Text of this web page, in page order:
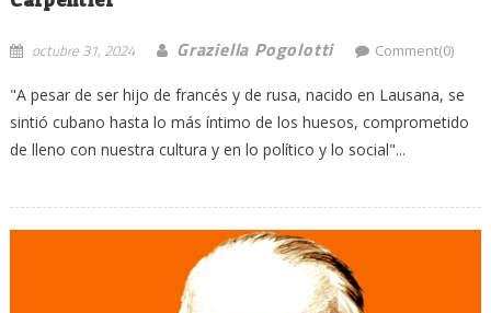
octubre 31, 2024 Graziella Pogolotti Comment(0)
"A pesar de ser hijo de francés y de rusa, nacido en Lausana, se
sintió cubano hasta lo más íntimo de los huesos, comprometido
de lleno con nuestra cultura y en lo político y lo social"...